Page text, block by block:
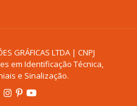
GRÁFICAS LTDA | CNPJ
em Identificação Técnica,
e Sinalização.